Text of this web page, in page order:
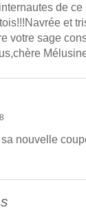
de ce
et
votre sage
nouvelle